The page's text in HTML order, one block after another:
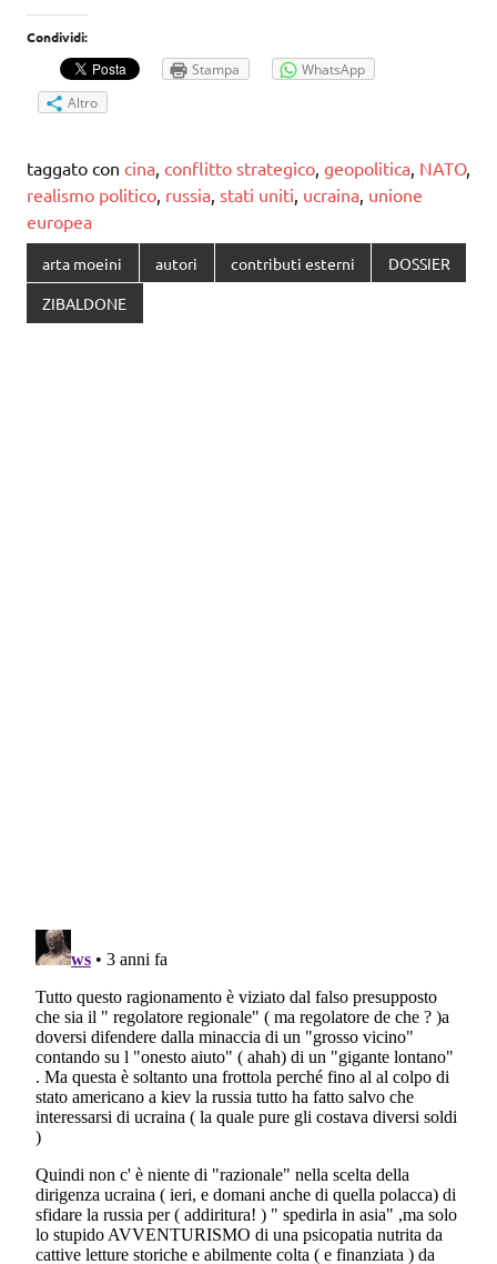
Condividi:
Stampa
WhatsApp
Altro
taggato con cina conflitto strategico geopolitica NATO,
realismo politico russia stati uniti ucraina unione
europea
arta moeini autori contributi esterni DOSSIER
ZIBALDONE